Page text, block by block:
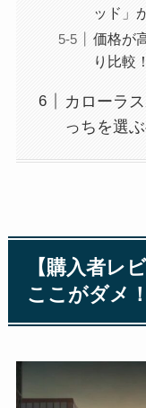
ッド」
価格が
り比較！
カローラ
っちを選
【購入者レ
ここがダメ